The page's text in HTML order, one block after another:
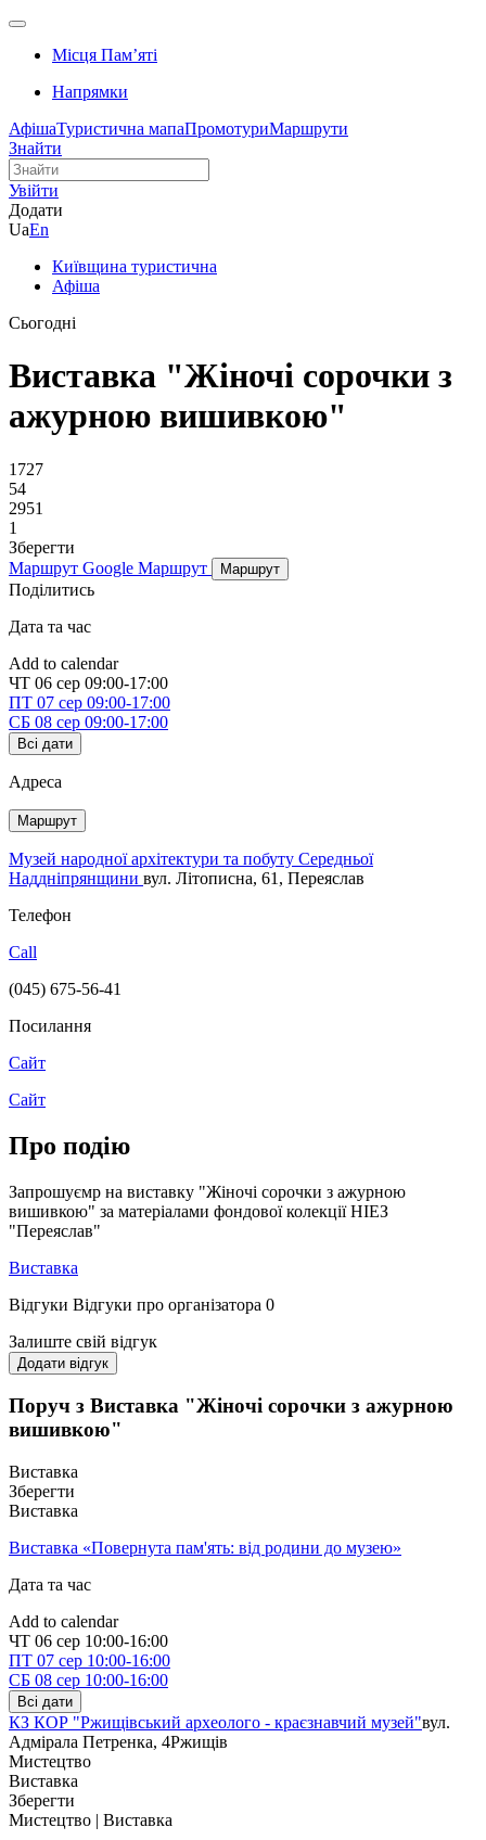
Місця Памʼяті
Напрямки
АфішаТуристична мапаПромотуриМаршрути
Знайти
Увійти
Додати
UaEn
Київщина туристична
Афіша
Сьогодні
Виставка "Жіночі сорочки з
ажурною вишивкою"
1727
54
2951
1
Зберегти
Маршрут Google Маршрут Маршрут
Поділитись
Дата та час
Add to calendar
ЧТ 06 сер 09:00-17:00
ПТ 07 сер 09:00-17:00
СБ 08 сер 09:00-17:00
Всі дати
Адреса
Маршрут
Музей народної архітектури та побуту Середньої
Наддніпрянщини вул. Літописна, 61, Переяслав
Телефон
Call
(045) 675-56-41
Посилання
Сайт
Сайт
Про подію
Запрошуємр на виставку "Жіночі сорочки з ажурною
вишивкою" за матеріалами фондової колекції НІЕЗ
"Переяслав"
Виставка
Відгуки Відгуки про організатора 0
Залиште свій відгук
Додати відгук
Поруч з Виставка "Жіночі сорочки з ажурною
вишивкою"
Виставка
Зберегти
Виставка
Виставка «Повернута пам'ять: від родини до музею»
Дата та час
Add to calendar
ЧТ 06 сер 10:00-16:00
ПТ 07 сер 10:00-16:00
СБ 08 сер 10:00-16:00
Всі дати
КЗ КОР "Ржищівський археолого - краєзнавчий музей"вул.
Адмірала Петренка, 4Ржищів
Мистецтво
Виставка
Зберегти
Мистецтво | Виставка